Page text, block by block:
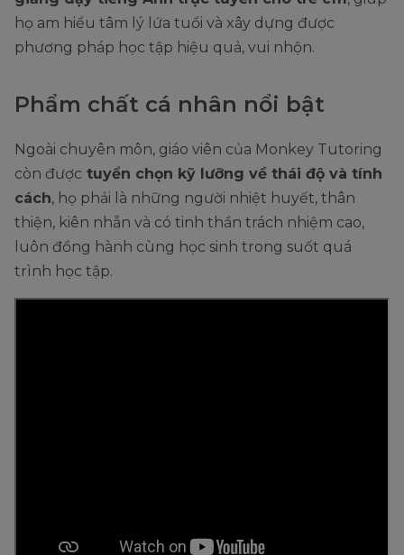
họ am hiểu tâm lý lứa tuổi và xây dựng được
phương pháp học tập hiệu quả, vui nhộn.
Phẩm chất cá nhân nổi bật
Ngoài chuyên môn, giáo viên của Monkey Tutoring
còn được tuyển chọn kỹ lưỡng về thái độ và tính
cách, họ phải là những người nhiệt huyết, thân
thiện, kiên nhẫn và có tinh thần trách nhiệm cao,
luôn đồng hành cùng học sinh trong suốt quá
trình học tập.